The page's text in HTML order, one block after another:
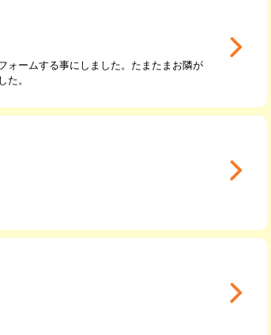
ォームする事にしました。たまたまお隣が
た。